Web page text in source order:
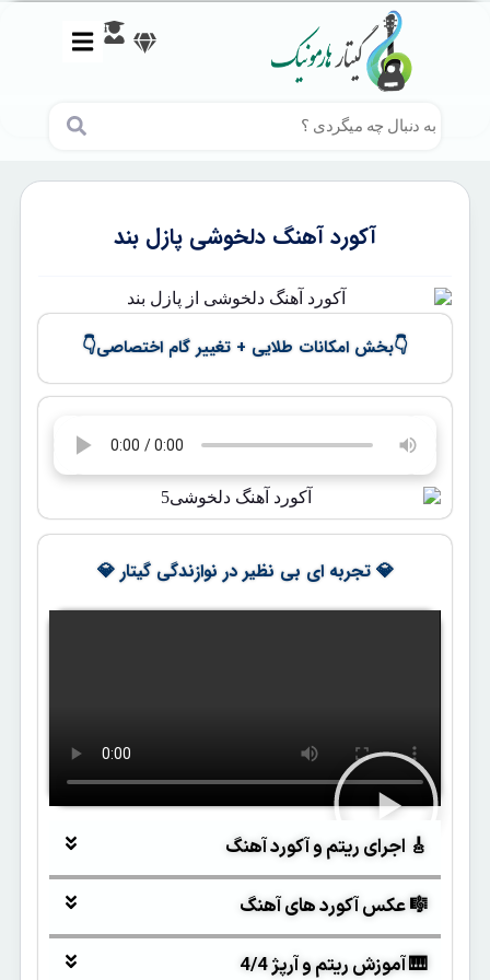
آکورد آهنگ دلخوشی پازل بند
👇بخش امکانات طلایی + تغییر گام اختصاصی👇
💎 تجربه ای بی نظیر در نوازندگی گیتار 💎
🎸 اجرای ریتم و آکورد آهنگ
🎼 عکس آکورد های آهنگ
🎹 آموزش ریتم و آرپژ 4/4